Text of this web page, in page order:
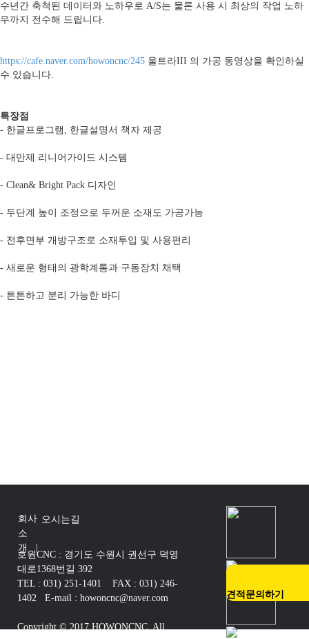
수년간 축척된 데이터와 노하우로 A/S는 물론 사용 시 최상의 작업 노하
우까지 전수해 드립니다.
https://cafe.naver.com/howoncnc/245 울트라III 의 가공 동영상을 확인하실
수 있습니다.
특장점
- 한글프로그램, 한글설명서 책자 제공
- 대만제 리니어가이드 시스템
- Clean& Bright Pack 디자인
- 두단계 높이 조정으로 두꺼운 소재도 가공가능
- 전후면부 개방구조로 소재투입 및 사용편리
- 새로운 형태의 광학계통과 구동장치 채택
- 튼튼하고 분리 가능한 바디
회사
소
개 |
오시는길
호원CNC : 경기도 수원시 권선구 덕영
대로1368번길 392
TEL : 031) 251-1401 FAX : 031) 246-
1402 E-mail : howoncnc@naver.com
Copyright © 2017 HOWONCNC. All
견적문의하기